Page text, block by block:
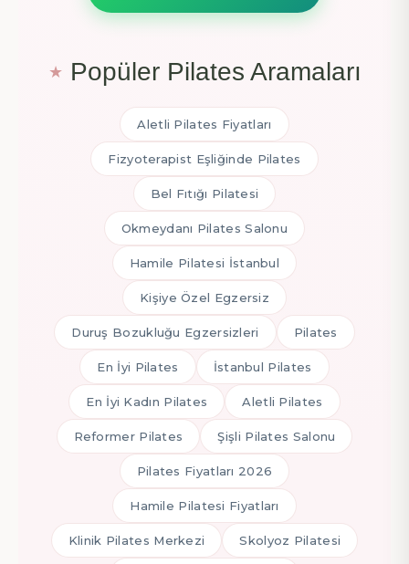
Popüler Pilates Aramaları
Aletli Pilates Fiyatları
Fizyoterapist Eşliğinde Pilates
Bel Fıtığı Pilatesi
Okmeydanı Pilates Salonu
Hamile Pilatesi İstanbul
Kişiye Özel Egzersiz
Duruş Bozukluğu Egzersizleri Pilates
En İyi Pilates İstanbul Pilates
En İyi Kadın Pilates Aletli Pilates
Reformer Pilates Şişli Pilates Salonu
Pilates Fiyatları 2026
Hamile Pilatesi Fiyatları
Klinik Pilates Merkezi Skolyoz Pilatesi